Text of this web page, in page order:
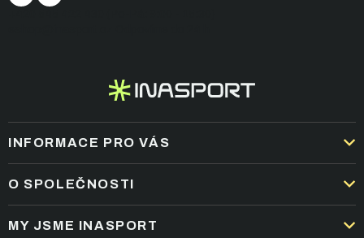
INFORMACE PRO VÁS
DOPRAVA A PLATBA
OBCHODNÍ PODMÍNKY
REKLAMACE A VRÁCENÍ ZBOŽÍ
O SPOLEČNOSTI
KARIÉRA
MY JSME INASPORT